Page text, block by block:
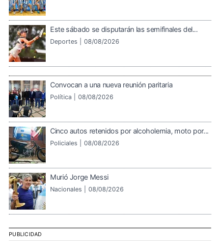
Este sábado se disputarán las semifinales del...
Deportes | 08/08/2026
Convocan a una nueva reunión paritaria
Política | 08/08/2026
Cinco autos retenidos por alcoholemia, moto por...
Policiales | 08/08/2026
Murió Jorge Messi
Nacionales | 08/08/2026
PUBLICIDAD